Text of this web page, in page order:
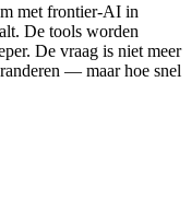
met frontier-AI in
De tools worden
De vraag is niet meer
— maar hoe snel